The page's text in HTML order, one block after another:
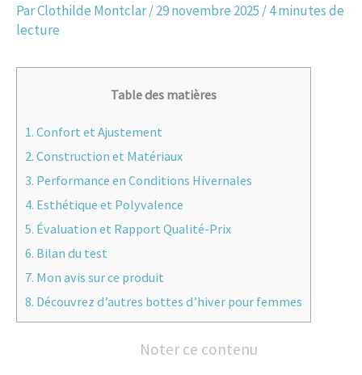
ParClothilde Montclar/29 novembre 2025 /4 minutes de
lecture
Table des matières
1. Confort et Ajustement
2. Construction et Matériaux
3. Performance en Conditions Hivernales
4. Esthétique et Polyvalence
5. Évaluation et Rapport Qualité-Prix
6. Bilan du test
7. Mon avis sur ce produit
8. Découvrez d’autres bottes d’hiver pour femmes
Noter ce contenu